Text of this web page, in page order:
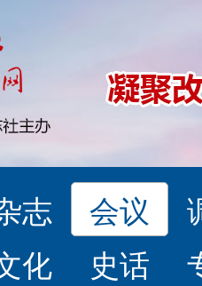
志 会议
化
史话